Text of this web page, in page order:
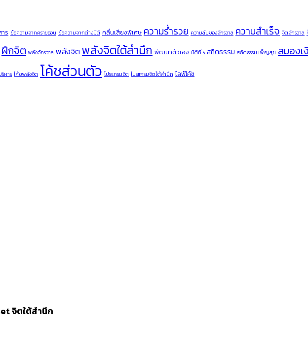
ร ข้อความจากครายออน ข้อความจากต่างมิติ คลื่นเสียงพิเศษ ความร่ำรวย ความลับของจักรวาล ความสำเร็จ จิตจักรวาล
ฝึกจิต พลังจักรวาล พลังจิต พลังจิตใต้สำนึก พัฒนาตัวเอง มิติที่ 5 สถิตธรรม สถิตธรรม เพ็ญสุข สมองเ
หาร โค้ชพลังจิต โค้ชส่วนตัว โปรแกรมจิต โปรแกรมจิตใต้สำนึก ไลฟ์โค้ช